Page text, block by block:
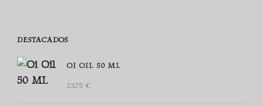
DESTACADOS
OI OIL 50 ML
23,75 €